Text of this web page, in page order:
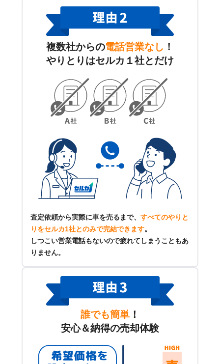
複数社からの電話営業なし ！
やりとりはセルカ１社とだけ
査定依頼から実際に車を売るまで、 すべてのやりと
りをセルカ1社とのみで完結できます。
しつこい営業電話もないので疲れてしまうこともあ
りません。
誰でも簡単 ！
安心＆納得の売却体験